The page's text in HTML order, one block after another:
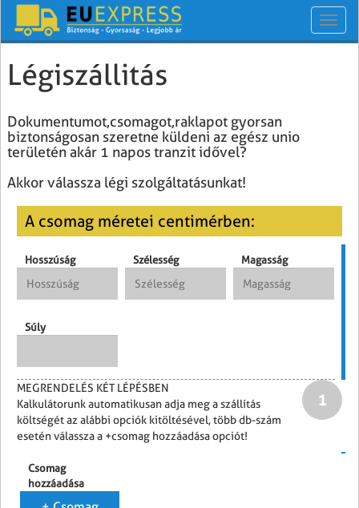
Légiszállitás
Dokumentumot,csomagot,raklapot gyorsan
biztonságosan szeretne küldeni az egész unio
területén akár 1 napos tranzit idővel?
Akkor válassza légi szolgáltatásunkat!
A csomag méretei centimérben:
Hosszúság Szélesség Magasság
Súly
1
MEGRENDELÉS KÉT LÉPÉSBEN
Kalkulátorunk automatikusan adja meg a szállítás
költségét az alábbi opciók kitöltésével, több db-szám
esetén válassza a +csomag hozzáadása opciót!
Csomag
hozzáadása